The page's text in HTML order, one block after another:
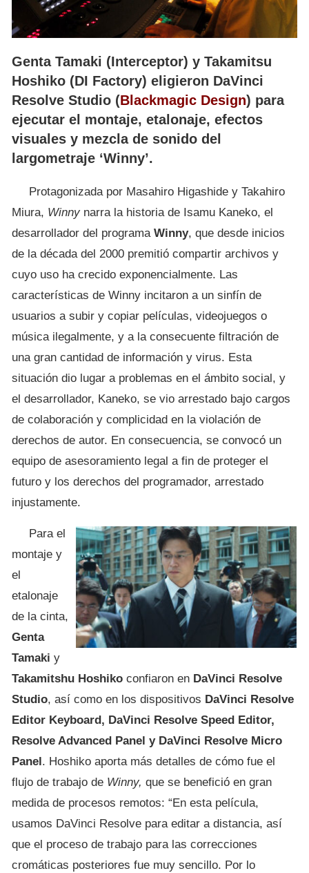
Genta Tamaki (Interceptor) y Takamitsu
Hoshiko (DI Factory) eligieron DaVinci
Resolve Studio (Blackmagic Design) para
ejecutar el montaje, etalonaje, efectos
visuales y mezcla de sonido del
largometraje ‘Winny’.
Protagonizada por Masahiro Higashide y Takahiro
Miura, Winny narra la historia de Isamu Kaneko, el
desarrollador del programa Winny, que desde inicios
de la década del 2000 premitió compartir archivos y
cuyo uso ha crecido exponencialmente. Las
características de Winny incitaron a un sinfín de
usuarios a subir y copiar películas, videojuegos o
música ilegalmente, y a la consecuente filtración de
una gran cantidad de información y virus. Esta
situación dio lugar a problemas en el ámbito social, y
el desarrollador, Kaneko, se vio arrestado bajo cargos
de colaboración y complicidad en la violación de
derechos de autor. En consecuencia, se convocó un
equipo de asesoramiento legal a fin de proteger el
futuro y los derechos del programador, arrestado
injustamente.
Para el
montaje y
el
etalonaje
de la cinta,
Genta
Tamaki y
Takamitshu Hoshiko confiaron en DaVinci Resolve
Studio, así como en los dispositivos DaVinci Resolve
Editor Keyboard, DaVinci Resolve Speed Editor,
Resolve Advanced Panel y DaVinci Resolve Micro
Panel . Hoshiko aporta más detalles de cómo fue el
flujo de trabajo de Winny, que se benefició en gran
medida de procesos remotos: “En esta película,
usamos DaVinci Resolve para editar a distancia, así
que el proceso de trabajo para las correcciones
cromáticas posteriores fue muy sencillo. Por lo